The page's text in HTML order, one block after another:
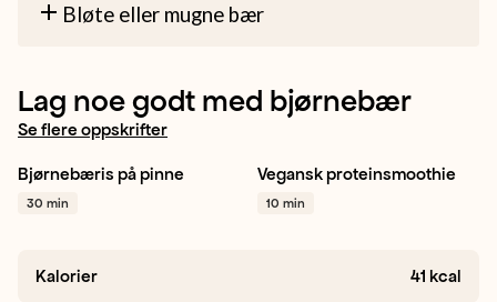
Bløte eller mugne bær
Lag noe godt med bjørnebær
Se flere oppskrifter
Bjørnebær
Dessert
Enkelt
Bjørnebæris på pinne
30 min
Vegetar / plantebasert
Frokost
Vegansk ​proteinsmoothie
10 min
Kalorier 41 kcal